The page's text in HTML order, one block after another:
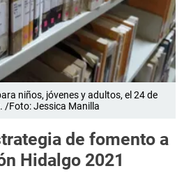
niños, jóvenes y adultos, el 24 de
/Foto: Jessica Manilla
de fomento a
Hidalgo 2021